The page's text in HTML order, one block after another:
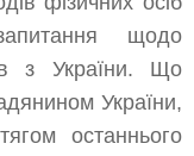
щодо
з України. Що
України,
останнього